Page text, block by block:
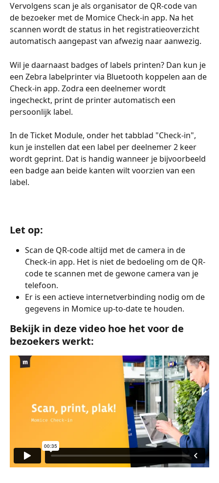
Vervolgens scan je als organisator de QR-code van
de bezoeker met de Momice Check-in app. Na het
scannen wordt de status in het registratieoverzicht
automatisch aangepast van afwezig naar aanwezig.
Wil je daarnaast badges of labels printen? Dan kun je
een Zebra labelprinter via Bluetooth koppelen aan de
Check-in app. Zodra een deelnemer wordt
ingecheckt, print de printer automatisch een
persoonlijk label.
In de Ticket Module, onder het tabblad "Check-in",
kun je instellen dat een label per deelnemer 2 keer
wordt geprint. Dat is handig wanneer je bijvoorbeeld
een badge aan beide kanten wilt voorzien van een
label.
Let op:
Scan de QR-code altijd met de camera in de
Check-in app. Het is niet de bedoeling om de QR-
code te scannen met de gewone camera van je
telefoon.
Er is een actieve internetverbinding nodig om de
gegevens in Momice up-to-date te houden.
Bekijk in deze video hoe het voor de
bezoekers werkt: